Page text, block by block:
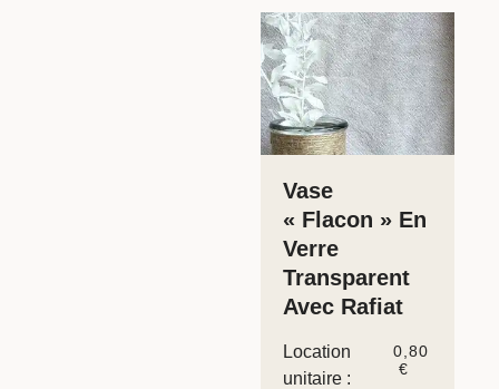
Vase
« Flacon » En
Verre
Transparent
Avec Rafiat
Location
unitaire :
0,80
€